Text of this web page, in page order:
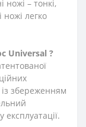
– тонкі,
ножі легко
Universal ?
із збереженням
експлуатації.